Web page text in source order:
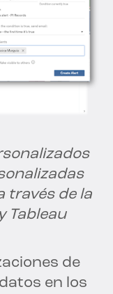
través de la
Tableau
de
en los